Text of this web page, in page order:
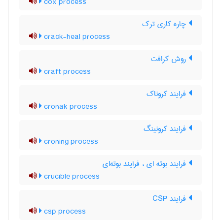
چاره کاری ترک
crack-heal process
روش کرافت
craft process
فرایند کروناک
cronak process
فرایند کرونینگ
croning process
فرایند بوته ای ، فرایند بوته‌ای
crucible process
فرایند CSP
csp process